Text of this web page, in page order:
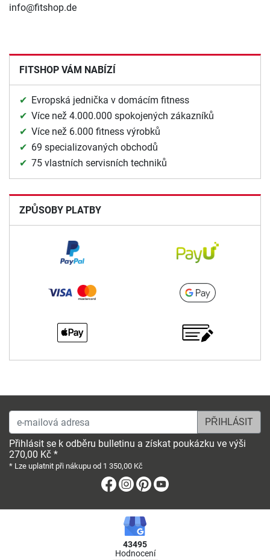
info@fitshop.de
FITSHOP VÁM NABÍZÍ
Evropská jednička v domácím fitness
Více než 4.000.000 spokojených zákazníků
Více než 6.000 fitness výrobků
69 specializovaných obchodů
75 vlastních servisních techniků
ZPŮSOBY PLATBY
e-mailová adresa
Přihlásit se k odběru bulletinu a získat poukázku ve výši
270,00 Kč *
* Lze uplatnit při nákupu od 1 350,00 Kč
Facebook
Instagram
Pinterest
43495
Hodnocení